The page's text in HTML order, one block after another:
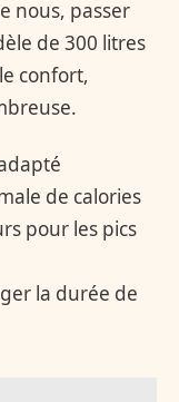
nous, passer
de 300 litres
confort,
de calories
pour les pics
la durée de